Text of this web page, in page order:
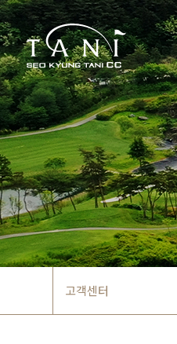
고객센터